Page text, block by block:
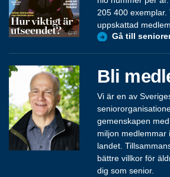
205 400 exemplar.
uppskattad
Gå till
Bli
Vi är en av
gemenskapen
miljon medlemmar
landet.
bättre villkor för
dig som senior.